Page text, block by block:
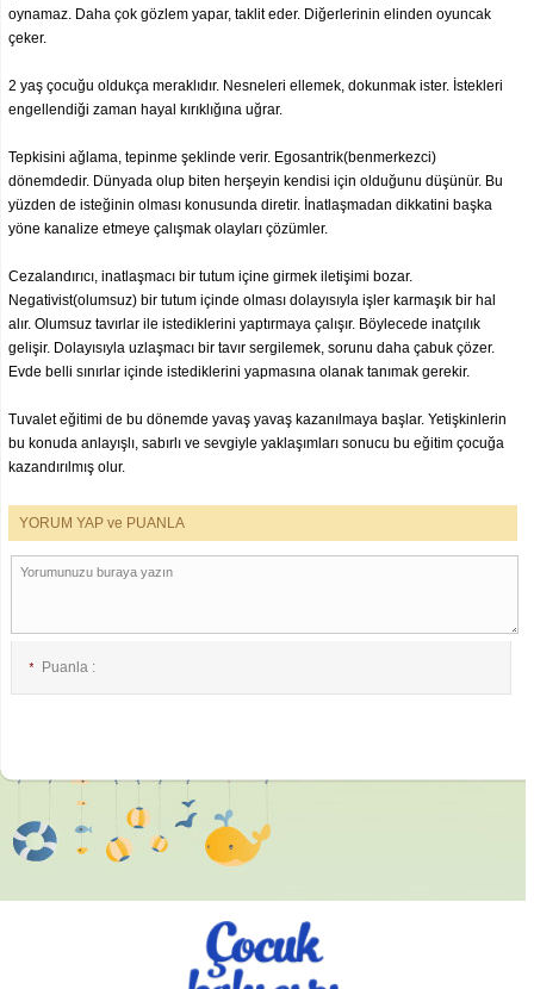
oynamaz. Daha çok gözlem yapar, taklit eder. Diğerlerinin elinden oyuncak
çeker.
2 yaş çocuğu oldukça meraklıdır. Nesneleri ellemek, dokunmak ister. İstekleri
engellendiği zaman hayal kırıklığına uğrar.
Tepkisini ağlama, tepinme şeklinde verir. Egosantrik(benmerkezci)
dönemdedir. Dünyada olup biten herşeyin kendisi için olduğunu düşünür. Bu
yüzden de isteğinin olması konusunda diretir. İnatlaşmadan dikkatini başka
yöne kanalize etmeye çalışmak olayları çözümler.
Cezalandırıcı, inatlaşmacı bir tutum içine girmek iletişimi bozar.
Negativist(olumsuz) bir tutum içinde olması dolayısıyla işler karmaşık bir hal
alır. Olumsuz tavırlar ile istediklerini yaptırmaya çalışır. Böylecede inatçılık
gelişir. Dolayısıyla uzlaşmacı bir tavır sergilemek, sorunu daha çabuk çözer.
Evde belli sınırlar içinde istediklerini yapmasına olanak tanımak gerekir.
Tuvalet eğitimi de bu dönemde yavaş yavaş kazanılmaya başlar. Yetişkinlerin
bu konuda anlayışlı, sabırlı ve sevgiyle yaklaşımları sonucu bu eğitim çocuğa
kazandırılmış olur.
YORUM YAP ve PUANLA
* Puanla :
İsim :